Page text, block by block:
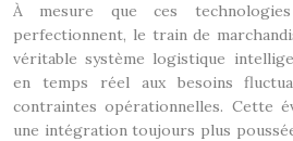
À mesure que ces
perfectionnent, le train de
véritable système logistique
en temps réel aux besoins
contraintes opérationnelles. Cette
une intégration toujours plus